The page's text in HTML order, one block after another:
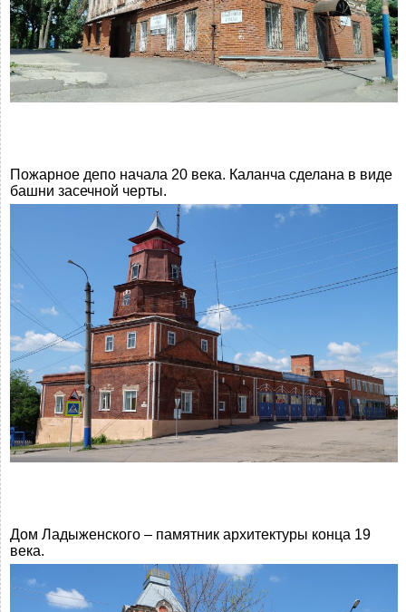
Пожарное депо начала 20 века. Каланча сделана в виде
башни засечной черты.
Дом Ладыженского – памятник архитектуры конца 19
века.